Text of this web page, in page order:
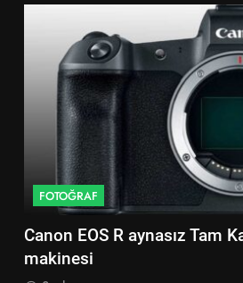
Tam Kare fotoğraf